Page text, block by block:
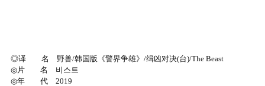
◎译 名 野兽/韩国版《警界争雄》/缉凶对决(台)/The Beast
◎片 名 비스트
◎年 代 2019